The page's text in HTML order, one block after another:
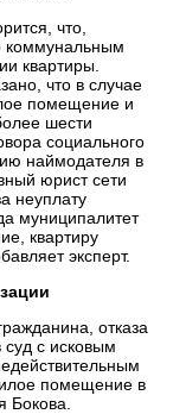
что,
коммунальным
квартиры.
что в случае
помещение и
шести
социального
наймодателя в
юрист сети
неуплату
муниципалитет
квартиру
эксперт.
отказа
суд с исковым
помещение в
Бокова.